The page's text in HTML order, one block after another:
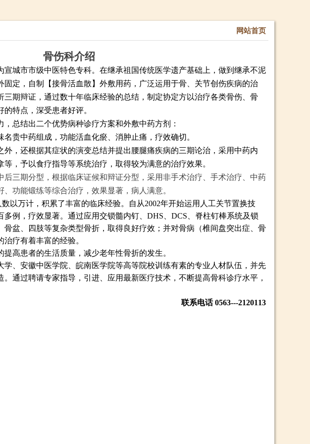
骨伤科介绍
宣城市市级中医特色专科。在继承祖国传统医学遗产基础上，做到继承不泥
定，自制【接骨活血散】外敷用药， 广泛运用于骨、关节创伤疾病的治
三期辩证，通过数十年临床经验的总结，制定协定方以治疗各类骨伤、骨
特点，深受患者好评。
总结出二个优势病种诊疗方案和外敷中药方剂：
贵中药组成，功能活血化瘀、消肿止痛，疗效确切。
外，还根据其症状的演变总结并提出腰腿痛疾病的三期论治， 采用中药内
，予以食疗指导等系统治疗，取得较为满意的治疗效果。
后三期分型，根据临床证候和辩证分型，采用非手术治疗、手术治疗、中药
、功能锻练等综合治疗，效果显著，病人满意。
数 以万计，积累了丰富的临床经验。自 从2002年开始运用人工关节置换技
例，疗效显著。通过应用交锁髓内钉 DHS DCS 、脊柱钉棒系统及锁
盆、四肢等复杂类型骨折，取得良好疗效；并对骨病（椎间盘突出症、骨
疗有着丰富的经验。
提高患者的生活质量 ，减少老年性骨折的发生。
学、安徽中医学院、皖南医学院等高等院校训练有素的专业人材队伍，并先
通过聘请专家指导，引进、应用最新医疗技术，不断提高骨科诊疗水平，
联系电话 0563---2120113
网站首页